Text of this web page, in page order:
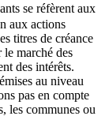
se réfèrent aux
aux actions
titres de créance
le marché des
des intérêts.
au niveau
pas en compte
les communes ou